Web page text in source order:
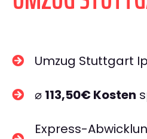
Umzug Stuttgart
⌀ 113,50€ Kosten
Express-